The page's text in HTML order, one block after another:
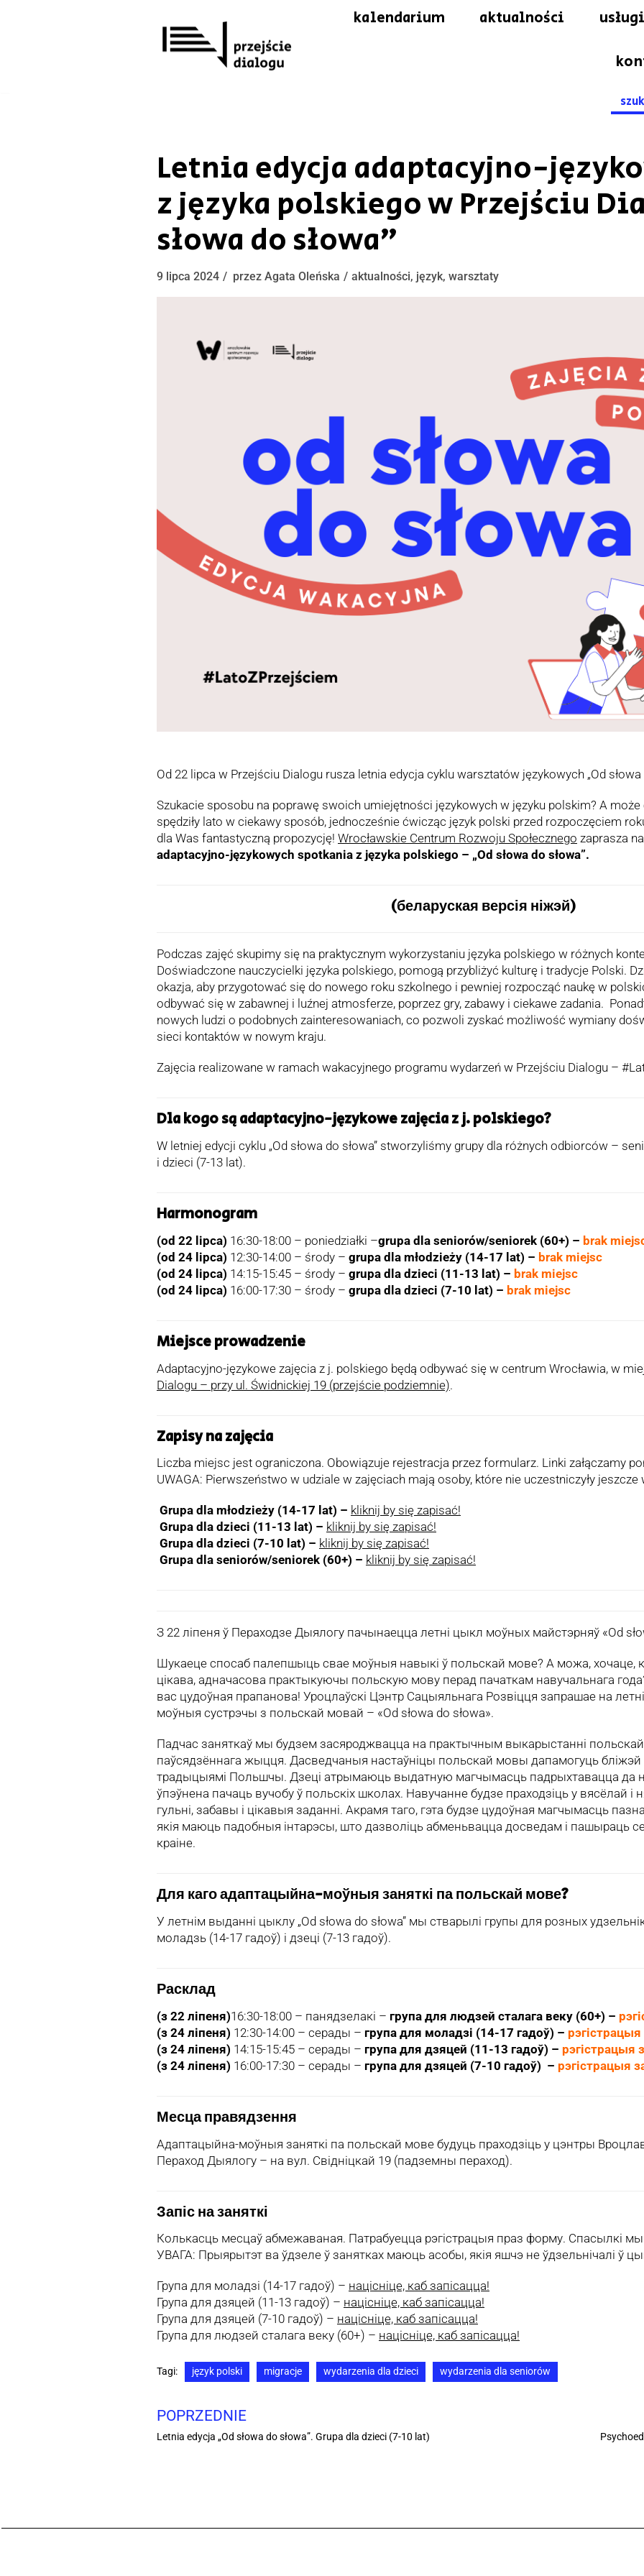
kalendarium aktualności
for:
Letnia edycja adaptacyjno-
z języka polskiego w Przejściu
słowa do słowa”
9 lipca 2024 przez Agata Oleńska aktualności, język, warsztaty
Od 22 lipca w Przejściu Dialogu rusza letnia edycja cyklu warsztatów językowych „Od słowa
Szukacie sposobu na poprawę swoich umiejętności językowych w języku polskim? A może
spędziły lato w ciekawy sposób, jednocześnie ćwicząc język polski przed rozpoczęciem
dla Was fantastyczną propozycję! Wrocławskie Centrum Rozwoju Społecznego zaprasza
adaptacyjno-językowych spotkania z języka polskiego – „Od słowa do słowa”.
(беларуская версія ніжэй)
Podczas zajęć skupimy się na praktycznym wykorzystaniu języka polskiego w różnych
Doświadczone nauczycielki języka polskiego, pomogą przybliżyć kulturę i tradycje Polski.
okazja, aby przygotować się do nowego roku szkolnego i pewniej rozpocząć naukę w
odbywać się w zabawnej i luźnej atmosferze, poprzez gry, zabawy i ciekawe zadania.
nowych ludzi o podobnych zainteresowaniach, co pozwoli zyskać możliwość wymiany
sieci kontaktów w nowym kraju.
Zajęcia realizowane w ramach wakacyjnego programu wydarzeń w Przejściu Dialogu –
Dla kogo są adaptacyjno-językowe zajęcia z j. polskiego?
W letniej edycji cyklu „Od słowa do słowa” stworzyliśmy grupy dla różnych odbiorców –
i dzieci (7-13 lat).
Harmonogram
(od 22 lipca) 16:30-18:00 – poniedziałki –grupa dla seniorów/seniorek (60+) – brak
(od 24 lipca) 12:30-14:00 – środy – grupa dla młodzieży (14-17 lat) – brak miejsc
(od 24 lipca) 14:15-15:45 – środy – grupa dla dzieci (11-13 lat) – brak miejsc
(od 24 lipca) 16:00-17:30 – środy – grupa dla dzieci (7-10 lat) – brak miejsc
Miejsce prowadzenie
Adaptacyjno-językowe zajęcia z j. polskiego będą odbywać się w centrum Wrocławia, w
Dialogu – przy ul. Świdnickiej 19 (przejście podziemnie).
Zapisy na zajęcia
Liczba miejsc jest ograniczona. Obowiązuje rejestracja przez formularz. Linki załączamy
UWAGA: Pierwszeństwo w udziale w zajęciach mają osoby, które nie uczestniczyły jeszcze
Grupa dla młodzieży (14-17 lat) – kliknij by się zapisać!
Grupa dla dzieci (11-13 lat) – kliknij by się zapisać!
Grupa dla dzieci (7-10 lat) – kliknij by się zapisać!
Grupa dla seniorów/seniorek (60+) – kliknij by się zapisać!
З 22 ліпеня ў Пераходзе Дыялогу пачынаецца летні цыкл моўных майстэрняў «Od
Шукаеце спосаб палепшыць свае моўныя навыкі ў польскай мове? А можа, хочаце,
цікава, адначасова практыкуючы польскую мову перад пачаткам навучальнага
вас цудоўная прапанова! Уроцлаўскі Цэнтр Сацыяльнага Розвіцця запрашае на
моўныя сустрэчы з польскай мовай – «Od słowa do słowa».
Падчас заняткаў мы будзем засяроджвацца на практычным выкарыстанні
паўсядзённага жыцця. Дасведчаныя настаўніцы польскай мовы дапамогуць бліжэй
традыцыямі Польшчы. Дзеці атрымаюць выдатную магчымасць падрыхтавацца да
ўпэўнена пачаць вучобу ў польскіх школах. Навучанне будзе праходзіць у вясёлай
гульні, забавы і цікавыя заданні. Акрамя таго, гэта будзе цудоўная магчымасць
якія маюць падобныя інтарэсы, што дазволіць абменьвацца досведам і пашыраць
краіне.
Для каго адаптацыйна-моўныя заняткі па польскай мове?
У летнім выданні цыклу „Od słowa do słowa” мы стварылі групы для розных
моладзь (14-17 гадоў) і дзеці (7-13 гадоў).
Расклад
(з 22 ліпеня)16:30-18:00 – панядзелакi – група для людзей сталага веку (60+) –
(з 24 ліпеня) 12:30-14:00 – серады – група для моладзі (14-17 гадоў) –
(з 24 ліпеня) 14:15-15:45 – серады – група для дзяцей (11-13 гадоў) – рэгістрацыя
(з 24 ліпеня) 16:00-17:30 – серады – група для дзяцей (7-10 гадоў) – рэгістрацыя
Месца правядзення
Адаптацыйна-моўныя заняткі па польскай мове будуць праходзіць у цэнтры
Пераход Дыялогу – на вул. Свідніцкай 19 (падземны пераход).
Запіс на заняткі
Колькасць месцаў абмежаваная. Патрабуецца рэгістрацыя праз форму. Спасылкі
УВАГА: Прыярытэт ва ўдзеле ў занятках маюць асобы, якія яшчэ не ўдзельнічалі ў
Група для моладзі (14-17 гадоў) – націсніце, каб запісацца!
Група для дзяцей (11-13 гадоў) – націсніце, каб запісацца!
Група для дзяцей (7-10 гадоў) – націсніце, каб запісацца!
Група для людзей сталага веку (60+) – націсніце, каб запісацца!
Tagi: język polski migracje wydarzenia dla dzieci wydarzenia dla seniorów
POPRZEDNIE
Letnia edycja „Od słowa do słowa”. Grupa dla dzieci (7-10 lat)